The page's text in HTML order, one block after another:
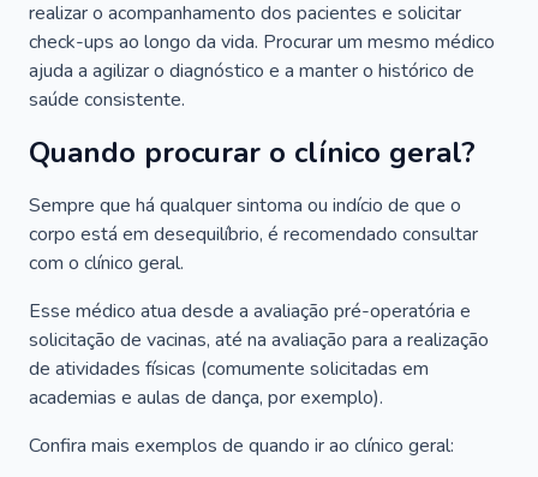
realizar o acompanhamento dos pacientes e solicitar
check-ups ao longo da vida. Procurar um mesmo médico
ajuda a agilizar o diagnóstico e a manter o histórico de
saúde consistente.
Quando procurar o clínico geral?
Sempre que há qualquer sintoma ou indício de que o
corpo está em desequilíbrio, é recomendado consultar
com o clínico geral.
Esse médico atua desde a avaliação pré-operatória e
solicitação de vacinas, até na avaliação para a realização
de atividades físicas (comumente solicitadas em
academias e aulas de dança, por exemplo).
Confira mais exemplos de quando ir ao clínico geral: